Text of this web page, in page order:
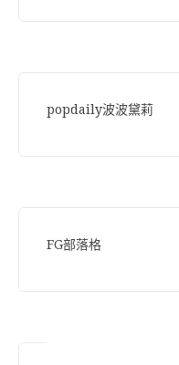
popdaily波波黛莉
FG部落格